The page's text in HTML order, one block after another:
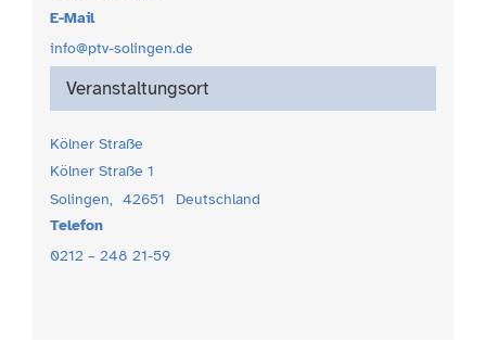
Veranstaltungsort
Kölner Straße
Kölner Straße 1
Solingen, 42651
Deutschland
Telefon
0212 – 248 21-59
E-Mail
info@ptv-solingen.de